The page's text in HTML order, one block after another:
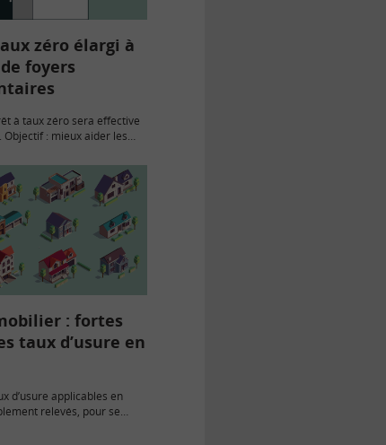
zéro élargi à
foyers
à taux zéro sera effective
Objectif : mieux aider les
principale et augmenter le
: fortes
taux d’usure en
d’usure applicables en
relevés, pour se